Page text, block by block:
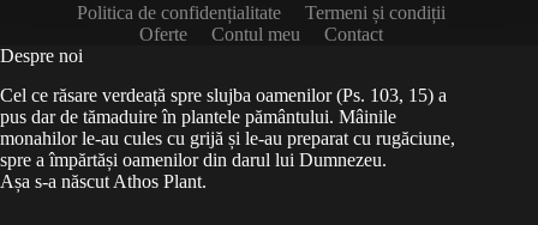
Politica de confidențialitate
Termeni și condiții
Oferte
Contul meu
Contact
Despre noi
Cel ce răsare verdeață spre slujba oamenilor (Ps. 103, 15) a
pus dar de tămaduire în plantele pământului. Mâinile
monahilor le-au cules cu grijă și le-au preparat cu rugăciune,
spre a împărtăși oamenilor din darul lui Dumnezeu.
Așa s-a născut Athos Plant.